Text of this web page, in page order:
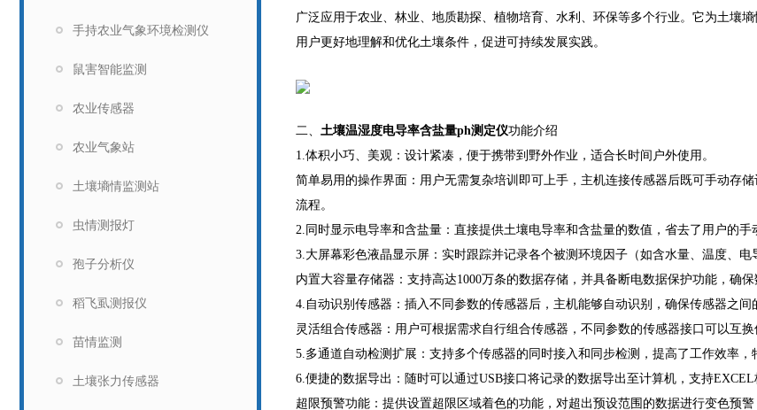
手持农业气象环境检测仪
鼠害智能监测
农业传感器
农业气象站
土壤墒情监测站
虫情测报灯
孢子分析仪
稻飞虱测报仪
苗情监测
土壤张力传感器
广泛应用于农业、林业、地质勘探、植物培育、水利、环保等多个行业。它为土壤
用户更好地理解和优化土壤条件，促进可持续发展实践。
二、 土壤温湿度电导率含盐量ph测定仪功能介绍
1.体积小巧、美观：设计紧凑，便于携带到野外作业，适合长时间户外使用。
简单易用的操作界面：用户无需复杂培训即可上手，主机连接传感器后既可手动存
流程。
2.同时显示电导率和含盐量：直接提供土壤电导率和含盐量的数值，省去了用户的手
3.大屏幕彩色液晶显示屏：实时跟踪并记录各个被测环境因子（如含水量、温度、
内置大容量存储器：支持高达1000万条的数据存储，并具备断电数据保护功能，确保
4.自动识别传感器：插入不同参数的传感器后，主机能够自动识别，确保传感器之间
灵活组合传感器：用户可根据需求自行组合传感器，不同参数的传感器接口可以互换
5.多通道自动检测扩展：支持多个传感器的同时接入和同步检测，提高了工作效率，
6.便捷的数据导出：随时可以通过USB接口将记录的数据导出至计算机，支持
超限预警功能：提供设置超限区域着色的功能，对超出预设范围的数据进行变色预